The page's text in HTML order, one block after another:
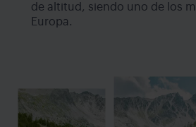
de altitud, siendo uno de los
Europa.